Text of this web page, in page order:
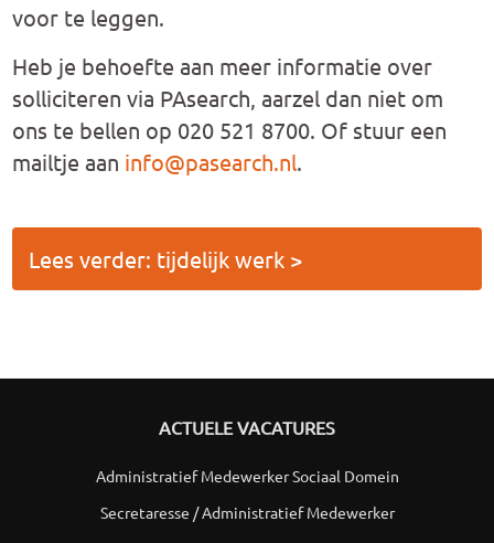
voor te leggen.
Heb je behoefte aan meer informatie over
solliciteren via PAsearch, aarzel dan niet om
ons te bellen op 020 521 8700. Of stuur een
mailtje aan info@pasearch.nl.
Lees verder: tijdelijk werk >
ACTUELE VACATURES
Administratief Medewerker Sociaal Domein
Secretaresse / Administratief Medewerker